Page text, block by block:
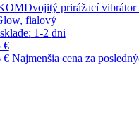
Dvojitý prirážací
fialový
1-2 dni
€
€ Najmenšia cena za